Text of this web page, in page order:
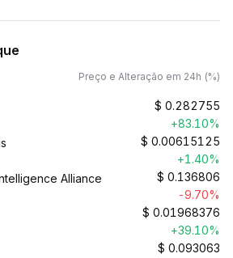
Preço e Alteração em 24h (%)
$ 0.282755
+83.10%
$ 0.00615125
+1.40%
Alliance
$ 0.136806
-9.70%
$ 0.01968376
+39.10%
$ 0.093063